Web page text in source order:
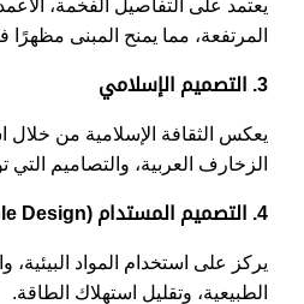
يعتمد على التفاصيل الفخمة،
المرتفعة، مما يمنح المبنى مظهرًا
3. التصميم الإسلامي
يعكس الثقافة الإسلامية من خلال
الزخارف العربية، والتصاميم
4. التصميم المستدام (Sustainable Design)
يركز على استخدام المواد البيئية،
الطبيعية، وتقليل استهلاك الطاقة.